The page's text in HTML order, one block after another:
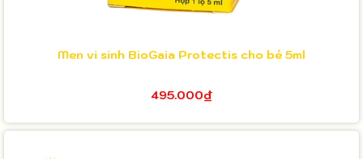
Men vi sinh BioGaia Protectis cho bé 5ml
495.000₫